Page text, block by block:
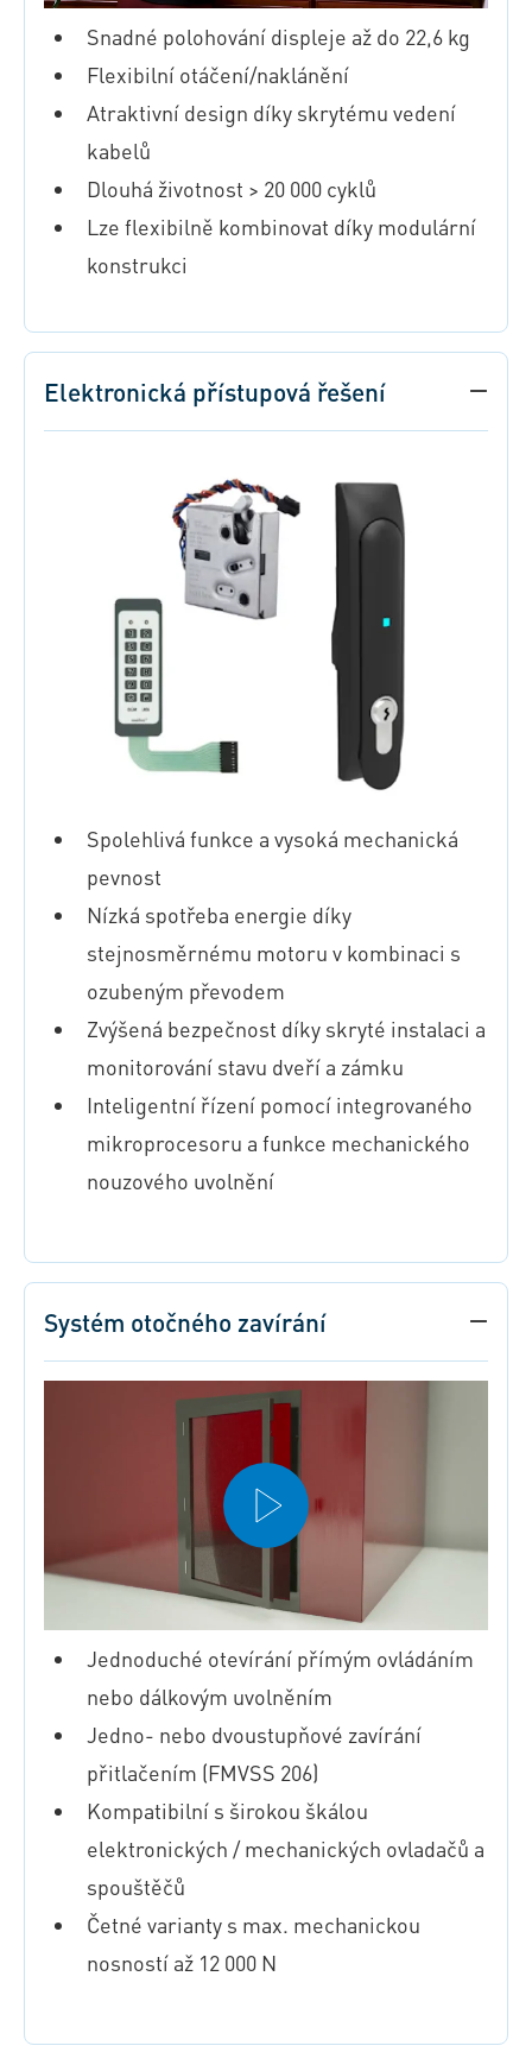
Snadné polohování displeje až do 22,6 kg
Flexibilní otáčení/naklánění
Atraktivní design díky skrytému vedení
kabelů
Dlouhá životnost > 20 000 cyklů
Lze flexibilně kombinovat díky modulární
konstrukci
Elektronická přístupová řešení
Spolehlivá funkce a vysoká mechanická
pevnost
Nízká spotřeba energie díky
stejnosměrnému motoru v kombinaci s
ozubeným převodem
Zvýšená bezpečnost díky skryté instalaci a
monitorování stavu dveří a zámku
Inteligentní řízení pomocí integrovaného
mikroprocesoru a funkce mechanického
nouzového uvolnění
Systém otočného zavírání
Jednoduché otevírání přímým ovládáním
nebo dálkovým uvolněním
Jedno- nebo dvoustupňové zavírání
přitlačením (FMVSS 206)
Kompatibilní s širokou škálou
elektronických / mechanických ovladačů a
spouštěčů
Četné varianty s max. mechanickou
nosností až 12 000 N